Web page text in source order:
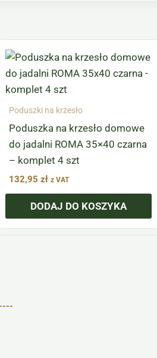
Poduszki na krzesło
Poduszka na krzesło domowe
do jadalni ROMA 35×40 czarna
– komplet 4 szt
132,95 zł z VAT
DODAJ DO KOSZYKA